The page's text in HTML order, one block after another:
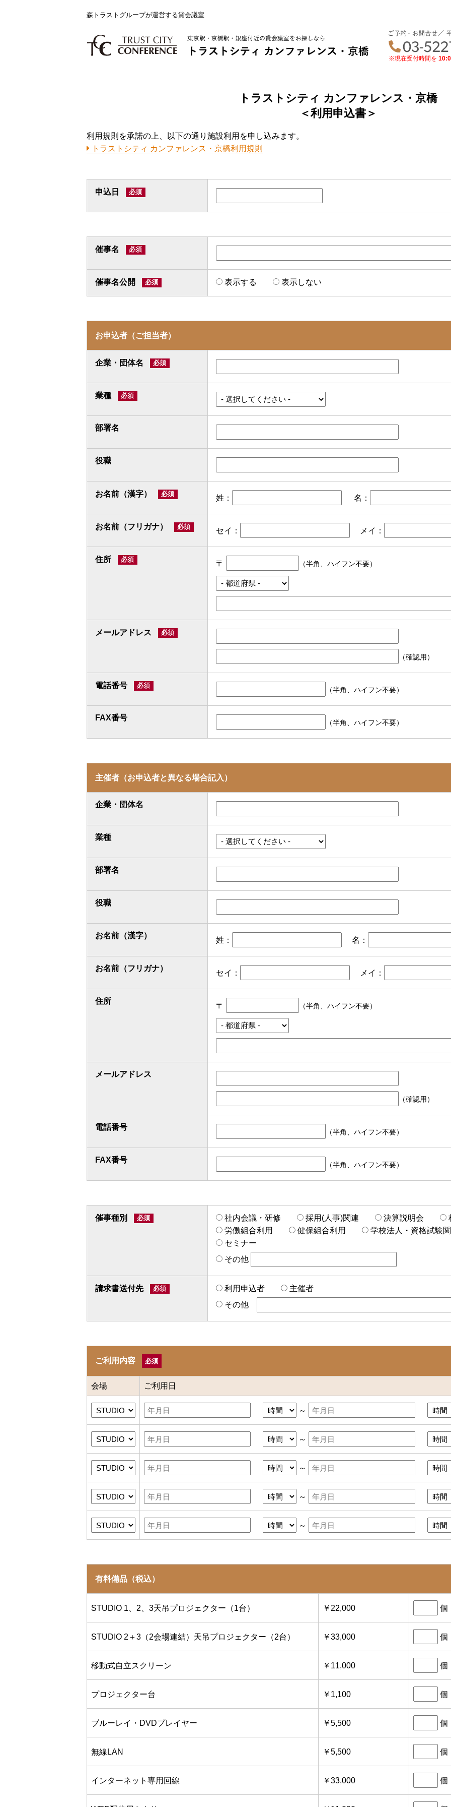
森トラストグループが運営する貸会議室
※現在受付時間を
トラストシティ カンファレンス・京橋
＜利用申込書＞
利用規則を承諾の上、以下の通り施設利用を申し込みます。
トラストシティ カンファレンス・京橋利用規則
申込日
催事名
催事名公開 表示する 表示しない
お申込者（ご担当者）
企業・団体名
業種
部署名
役職
お名前（漢字） 姓： 名：
お名前（フリガナ） セイ： メイ：
住所 〒 （半角、ハイフン不要）
メールアドレス
（確認用）
電話番号 （半角、ハイフン不要）
FAX番号
（半角、ハイフン不要）
主催者（お申込者と異なる場合記入）
企業・団体名
業種
部署名
役職
お名前（漢字） 姓： 名：
お名前（フリガナ） セイ： メイ：
住所 〒 （半角、ハイフン不要）
メールアドレス
（確認用）
電話番号
（半角、ハイフン不要）
FAX番号
（半角、ハイフン不要）
催事種別 社内会議・研修 採用(人事)関連 決算説明会
労働組合利用
健保組合利用
学校法人・資格試験
セミナー
その他
請求書送付先 利用申込者
主催者
その他
ご利用内容
会場 ご利用日
～
～
～
～
～
有料備品（税込）
STUDIO 1、2、3天吊プロジェクター（1台） ￥22,000 個
STUDIO 2＋3（2会場連結）天吊プロジェクター（2台） ￥33,000 個
移動式自立スクリーン ￥11,000 個
プロジェクター台 ￥1,100 個
ブルーレイ・DVDプレイヤー ￥5,500 個
無線LAN ￥5,500 個
インターネット専用回線 ￥33,000 個